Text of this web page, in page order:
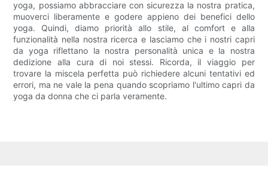
yoga, possiamo abbracciare con sicurezza la nostra pratica,
muoverci liberamente e godere appieno dei benefici dello
yoga. Quindi, diamo priorità allo stile, al comfort e alla
funzionalità nella nostra ricerca e lasciamo che i nostri capri
da yoga riflettano la nostra personalità unica e la nostra
dedizione alla cura di noi stessi. Ricorda, il viaggio per
trovare la miscela perfetta può richiedere alcuni tentativi ed
errori, ma ne vale la pena quando scopriamo l'ultimo capri da
yoga da donna che ci parla veramente.